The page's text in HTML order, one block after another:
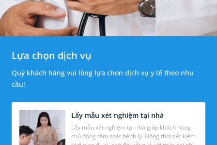
Lựa chọn dịch vụ
Quý khách hàng vui lòng lựa chọn dịch vụ y tế theo nhu
cầu!
Lấy mẫu xét nghiệm tại nhà
Lấy mẫu xét nghiệm tại nhà giúp khách hàng
chủ động tầm soát bệnh lý. Đồng thời tiết kiệm